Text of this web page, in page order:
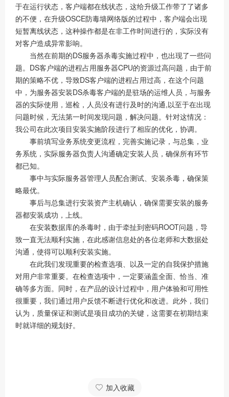
于在运行状态，客户端都在线状态，这给升级工作带了了诸多
的不便，在升级OSCE防毒墙网络版的过程中，客户端会出现
短暂离线状态，这种操作都是在非工作时间进行的，实际没有
对客户造成异常影响。
当然在前期的DS服务器杀毒实施过程中，也出现了一些问
题。DS客户端的进程占用服务器CPU的资源过高问题，由于前
期的策略不优，导致DS客户端的进程占用过高，在这个问题
中，为服务器安装DS杀毒客户端的是驻场的运维人员，与服务
器的实际使用，巡检，人员没有进行及时的沟通,以至于在出现
问题时候，无法第一时间发现问题，解决问题。针对这情况：
我公司在此次项目安装实施阶段进行了相应的优化，协调。
事前填写业务系统变更流程，完善实施记录，与总集，业
务系统，实际服务器负责人沟通确定安装人员，确保所有环节
都已知。
事中与实际服务器管理人员配合测试、安装杀毒，确保策
略最优。
事后与总集进行安装资产主机确认，确保需要安装的服务
器都安装成功，上线。
在安装数据库的杀毒时，由于牵扯到密码ROOT问题，导
致一直无法顺利实施，在此感谢信息处的各位老师和大数据处
沟通，使得可以顺利安装实施。
在此我们发现重要的检查选项、以及一定的自我保护措施
对用户非常重要。在检查选项中，一定要涵盖全面、恰当、准
确等多方面。同时，在产品的设计过程中，用户体验和可用性
很重要，我们通过用户反馈不断进行优化和改进。此外，我们
认为，质量保证和测试是项目成功的关键，这需要在初期结束
时就详细的规划好。
加入收藏